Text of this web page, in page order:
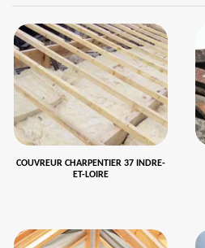
COUVREUR CHARPENTIER 37 INDRE-
ET-LOIRE